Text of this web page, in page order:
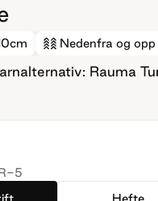
Nedenfra og opp
Rauma
5
Hefte